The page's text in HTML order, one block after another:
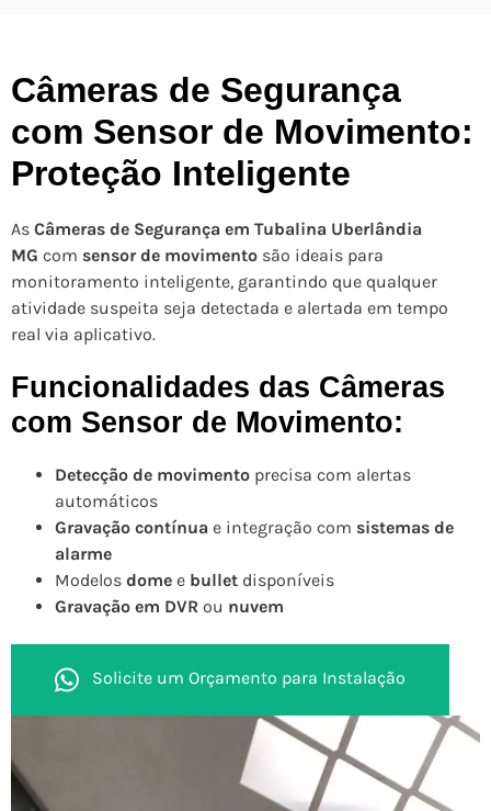
Câmeras de Segurança
com Sensor de Movimento:
Proteção Inteligente
As Câmeras de Segurança em Tubalina Uberlândia
MG com sensor de movimento são ideais para
monitoramento inteligente, garantindo que qualquer
atividade suspeita seja detectada e alertada em tempo
real via aplicativo.
Funcionalidades das Câmeras
com Sensor de Movimento:
Detecção de movimento precisa com alertas
automáticos
Gravação contínua e integração com sistemas de
alarme
Modelos dome e bullet disponíveis
Gravação em DVR ou nuvem
Solicite um Orçamento para Instalação